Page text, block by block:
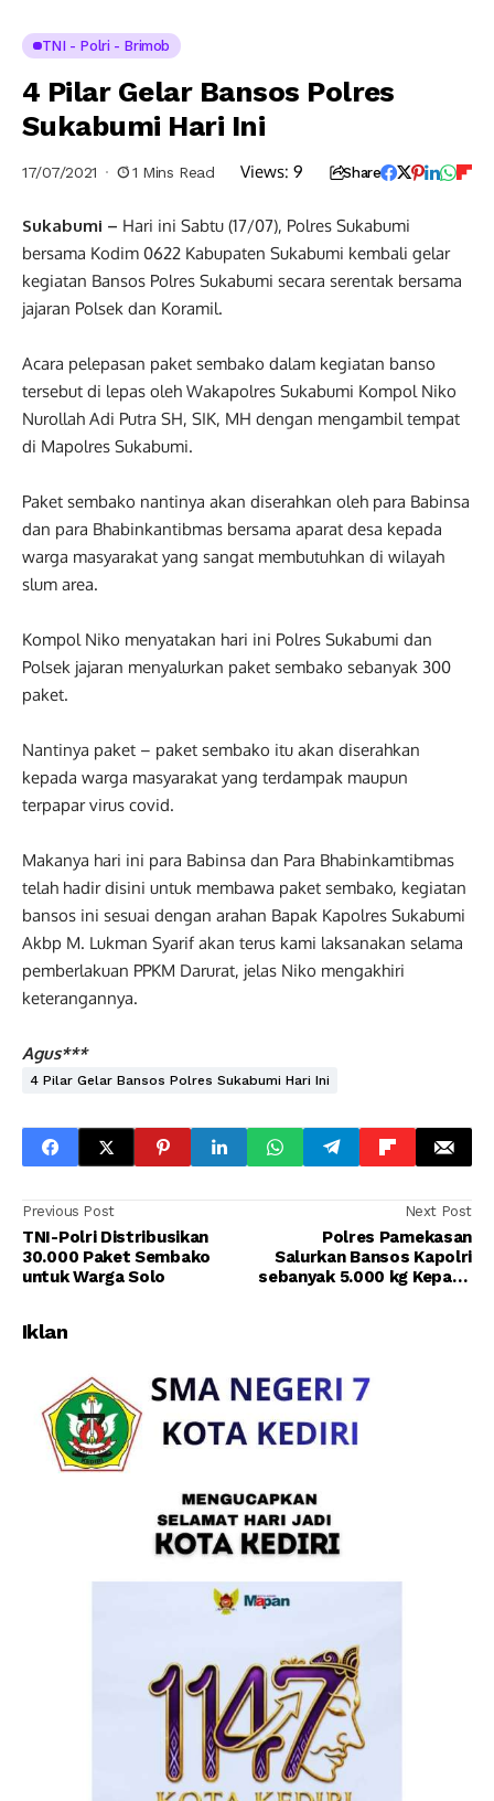
TNI - Polri - Brimob
4 Pilar Gelar Bansos Polres
Sukabumi Hari Ini
17/07/2021 1 Mins Read Views: 9 Share
Sukabumi – Hari ini Sabtu (17/07), Polres Sukabumi
bersama Kodim 0622 Kabupaten Sukabumi kembali gelar
kegiatan Bansos Polres Sukabumi secara serentak bersama
jajaran Polsek dan Koramil.
Acara pelepasan paket sembako dalam kegiatan banso
tersebut di lepas oleh Wakapolres Sukabumi Kompol Niko
Nurollah Adi Putra SH, SIK, MH dengan mengambil tempat
di Mapolres Sukabumi.
Paket sembako nantinya akan diserahkan oleh para Babinsa
dan para Bhabinkantibmas bersama aparat desa kepada
warga masyarakat yang sangat membutuhkan di wilayah
slum area.
Kompol Niko menyatakan hari ini Polres Sukabumi dan
Polsek jajaran menyalurkan paket sembako sebanyak 300
paket.
Nantinya paket – paket sembako itu akan diserahkan
kepada warga masyarakat yang terdampak maupun
terpapar virus covid.
Makanya hari ini para Babinsa dan Para Bhabinkamtibmas
telah hadir disini untuk membawa paket sembako, kegiatan
bansos ini sesuai dengan arahan Bapak Kapolres Sukabumi
Akbp M. Lukman Syarif akan terus kami laksanakan selama
pemberlakuan PPKM Darurat, jelas Niko mengakhiri
keterangannya.
Agus***
4 Pilar Gelar Bansos Polres Sukabumi Hari Ini
Previous Post
TNI-Polri Distribusikan
30.000 Paket Sembako
untuk Warga Solo
Next Post
Polres Pamekasan
Salurkan Bansos Kapolri
sebanyak 5.000 kg Kepada
Iklan